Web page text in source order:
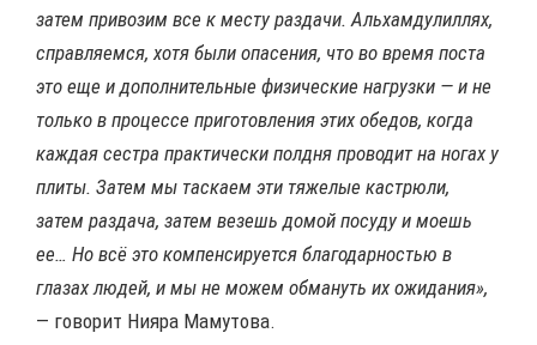
затем привозим все к месту раздачи. Альхамдулиллях,
справляемся, хотя были опасения, что во время поста
это еще и дополнительные физические нагрузки — и не
только в процессе приготовления этих обедов, когда
каждая сестра практически полдня проводит на ногах у
плиты. Затем мы таскаем эти тяжелые кастрюли,
затем раздача, затем везешь домой посуду и моешь
ее… Но всё это компенсируется благодарностью в
глазах людей, и мы не можем обмануть их ожидания»,
— говорит Нияра Мамутова.